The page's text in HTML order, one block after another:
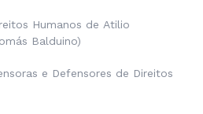
Humanos de Atilio
Balduino)
e Defensores de Direitos